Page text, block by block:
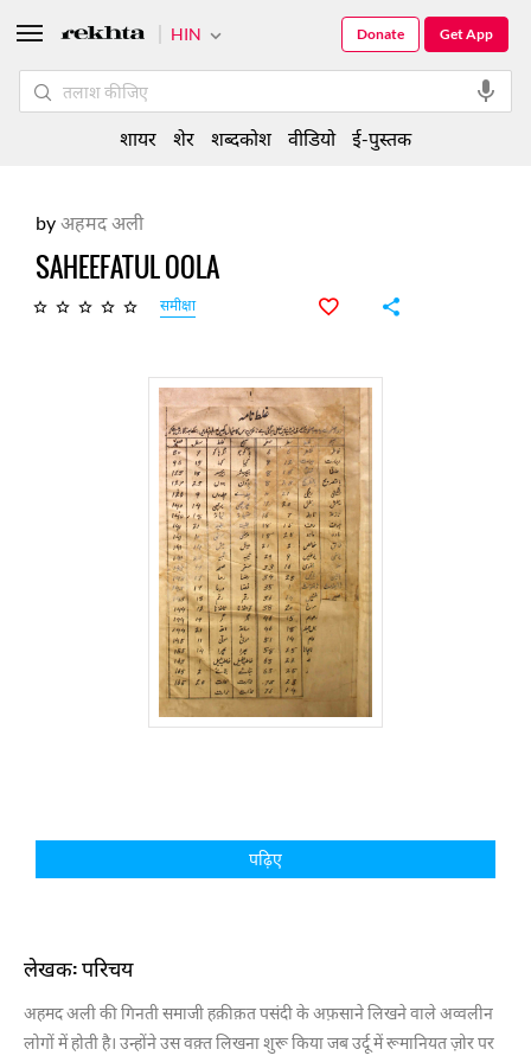
byअहमद अली
SAHEEFATUL OOLA
समीक्षा
पढ़िए
लेखक: परिचय
अहमद अली की गिनती समाजी हक़ीक़त पसंदी के अफ़साने लिखने वाले अव्वलीन
लोगों में होती है। उन्होंने उस वक़्त लिखना शुरू किया जब उर्दू में रूमानियत ज़ोर पर
HIN Get App
Donate
शायर शेर शब्दकोश वीडियो ई-पुस्तक